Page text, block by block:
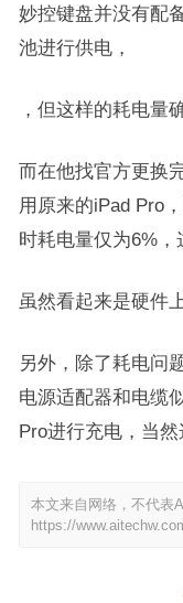
妙控键盘并没有配
池进行供电，
，但这样的耗电量
而在他找官方更换
用原来的iPad Pro
时耗电量仅为6%，
虽然看起来是硬件
另外，除了耗电问
电源适配器和电缆
Pro进行充电，当然
本文来自网络，不代表
https://